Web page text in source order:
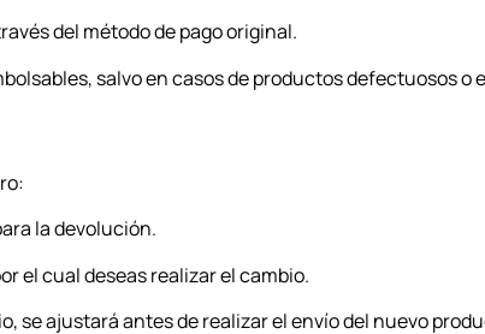
del método de pago original.
salvo en casos de productos defectuosos o
la devolución.
el cual deseas realizar el cambio.
se ajustará antes de realizar el envío del nuevo